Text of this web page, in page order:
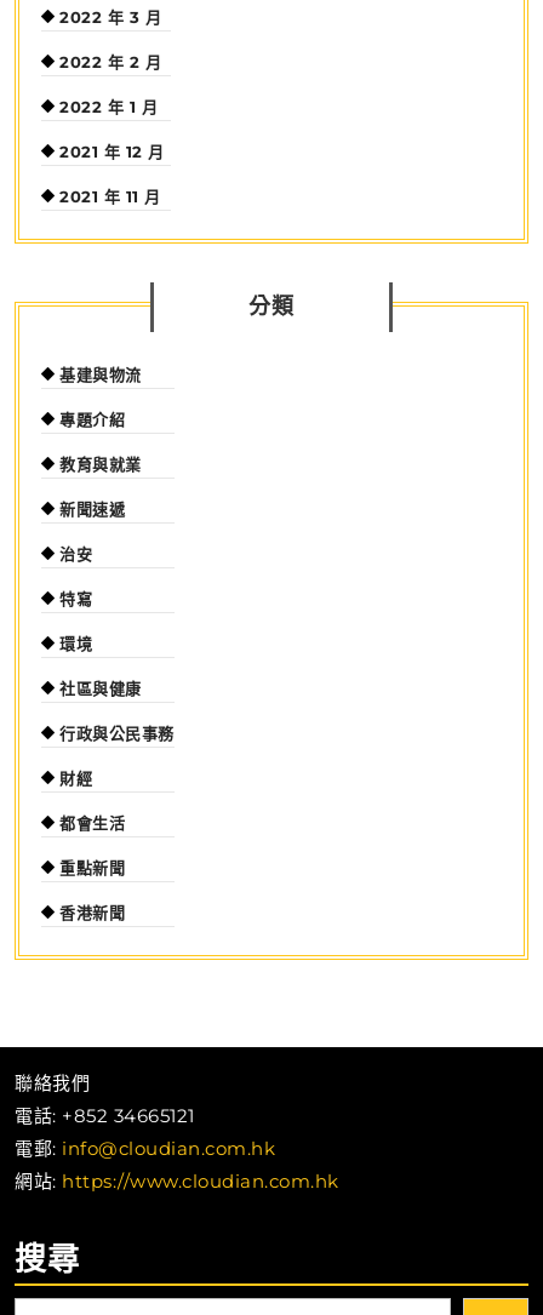
2022 年 3 月
2022 年 2 月
2022 年 1 月
2021 年 12 月
2021 年 11 月
分類
基建與物流
專題介紹
教育與就業
新聞速遞
治安
特寫
環境
社區與健康
行政與公民事務
財經
都會生活
重點新聞
香港新聞
聯絡我們
電話: +852 34665121
電郵: info@cloudian.com.hk
網站: https://www.cloudian.com.hk
搜尋